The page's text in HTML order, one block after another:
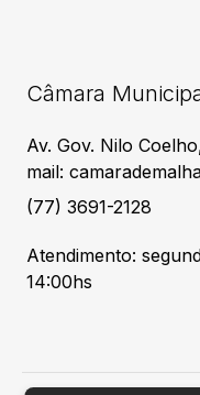
Câmara
Av. Gov. Nilo
mail:
(77) 3691-2128
Atendimento:
14:00hs